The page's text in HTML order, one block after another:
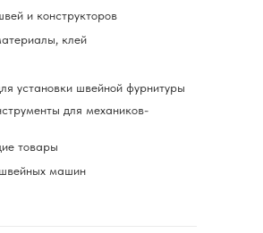
клей
и конструкторов
установки швейной фурнитуры
для механиков-
товары
машин